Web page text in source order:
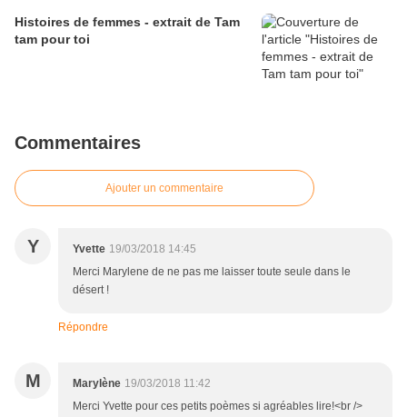
Histoires de femmes - extrait de Tam
tam pour toi
Commentaires
Ajouter un commentaire
Y Yvette 19/03/2018 14:45
Merci Marylene de ne pas me laisser toute seule dans le
désert !
Répondre
M Marylène 19/03/2018 11:42
Merci Yvette pour ces petits poèmes si agréables lire!<br />